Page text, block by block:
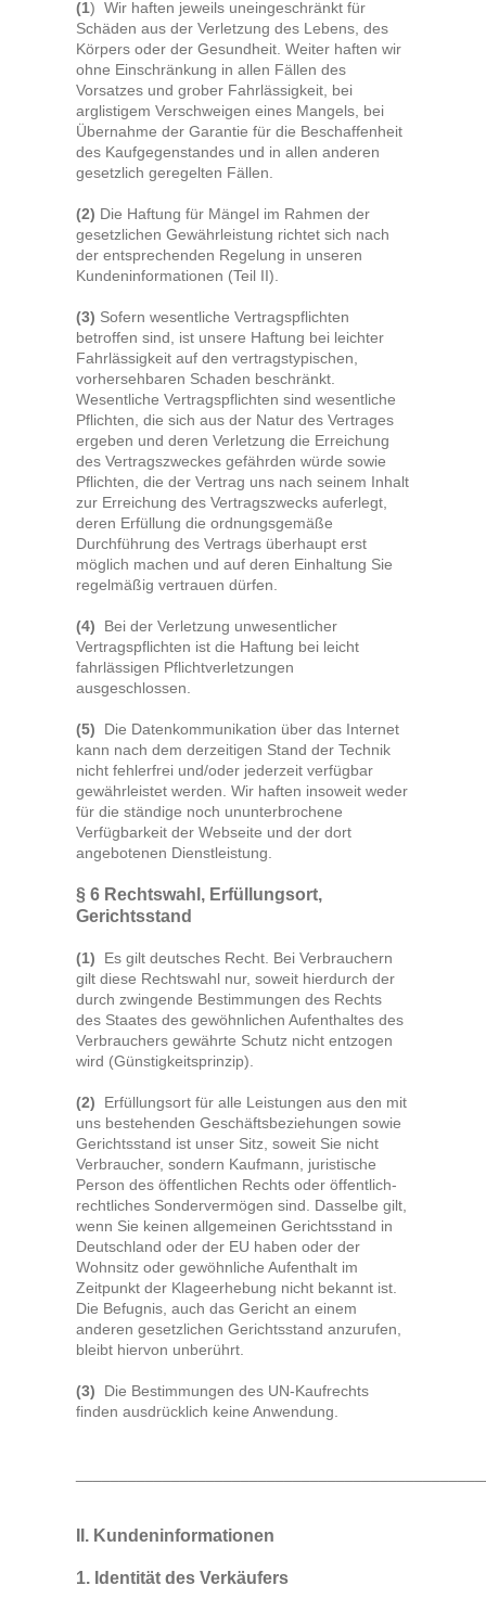
(1) Wir haften jeweils uneingeschränkt für
Schäden aus der Verletzung des Lebens, des
Körpers oder der Gesundheit. Weiter haften wir
ohne Einschränkung in allen Fällen des
Vorsatzes und grober Fahrlässigkeit, bei
arglistigem Verschweigen eines Mangels, bei
Übernahme der Garantie für die Beschaffenheit
des Kaufgegenstandes und in allen anderen
gesetzlich geregelten Fällen.
(2) Die Haftung für Mängel im Rahmen der
gesetzlichen Gewährleistung richtet sich nach
der entsprechenden Regelung in unseren
Kundeninformationen (Teil II)
(3) Sofern wesentliche Vertragspflichten
betroffen sind, ist unsere Haftung bei leichter
Fahrlässigkeit auf den vertragstypischen,
vorhersehbaren Schaden beschränkt.
Wesentliche Vertragspflichten sind wesentliche
Pflichten, die sich aus der Natur des Vertrages
ergeben und deren Verletzung die Erreichung
des Vertragszweckes gefährden würde sowie
Pflichten, die der Vertrag uns nach seinem Inhalt
zur Erreichung des Vertragszwecks auferlegt,
deren Erfüllung die ordnungsgemäße
Durchführung des Vertrags überhaupt erst
möglich machen und auf deren Einhaltung Sie
regelmäßig vertrauen dürfen.
(4) Bei der Verletzung unwesentlicher
Vertragspflichten ist die Haftung bei leicht
fahrlässigen Pflichtverletzungen
ausgeschlossen.
(5)
Die Datenkommunikation über das Internet
kann nach dem derzeitigen Stand der Technik
nicht fehlerfrei und/oder jederzeit verfügbar
gewährleistet werden. Wir haften insoweit weder
für die ständige noch ununterbrochene
Verfügbarkeit der Webseite und der dort
angebotenen Dienstleistung.
§ 6 Rechtswahl, Erfüllungsort,
Gerichtsstand
(1)
Es gilt deutsches Recht. Bei Verbrauchern
gilt diese Rechtswahl nur, soweit hierdurch der
durch zwingende Bestimmungen des Rechts
des Staates des gewöhnlichen Aufenthaltes des
Verbrauchers gewährte Schutz nicht entzogen
wird (Günstigkeitsprinzip).
(2) Erfüllungsort für alle Leistungen aus den mit
uns bestehenden Geschäftsbeziehungen sowie
Gerichtsstand ist unser Sitz, soweit Sie nicht
Verbraucher, sondern Kaufmann, juristische
Person des öffentlichen Rechts oder öffentlich-
rechtliches Sondervermögen sind. Dasselbe gilt,
wenn Sie keinen allgemeinen Gerichtsstand in
Deutschland oder der EU haben oder der
Wohnsitz oder gewöhnliche Aufenthalt im
Zeitpunkt der Klageerhebung nicht bekannt ist.
Die Befugnis, auch das Gericht an einem
anderen gesetzlichen Gerichtsstand anzurufen,
bleibt hiervon unberührt.
(3) Die Bestimmungen des UN-Kaufrechts
finden ausdrücklich keine Anwendung.
II. Kundeninformationen
1. Identität des Verkäufers